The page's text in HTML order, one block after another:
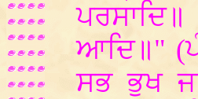
ਆਦਿ॥"
ਸਭ ਭੁਖ